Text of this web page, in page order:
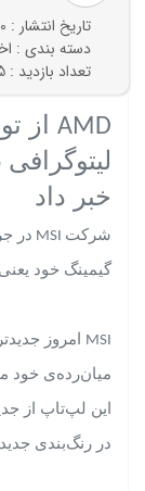
تاریخ انتشار : 1400-10-15
دسته بندی :
تعداد بازدید : 1465
AMD از
لیتوگرافی
خبر داد
شرکت در
گیمینگ خود یعنی
MSI امروز
میان‌رده‌ی خود
این لپ‌تاپ از
در رنگ‌بندی